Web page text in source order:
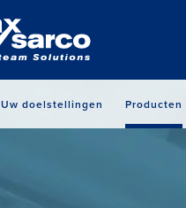
Uw doelstellingen Producten